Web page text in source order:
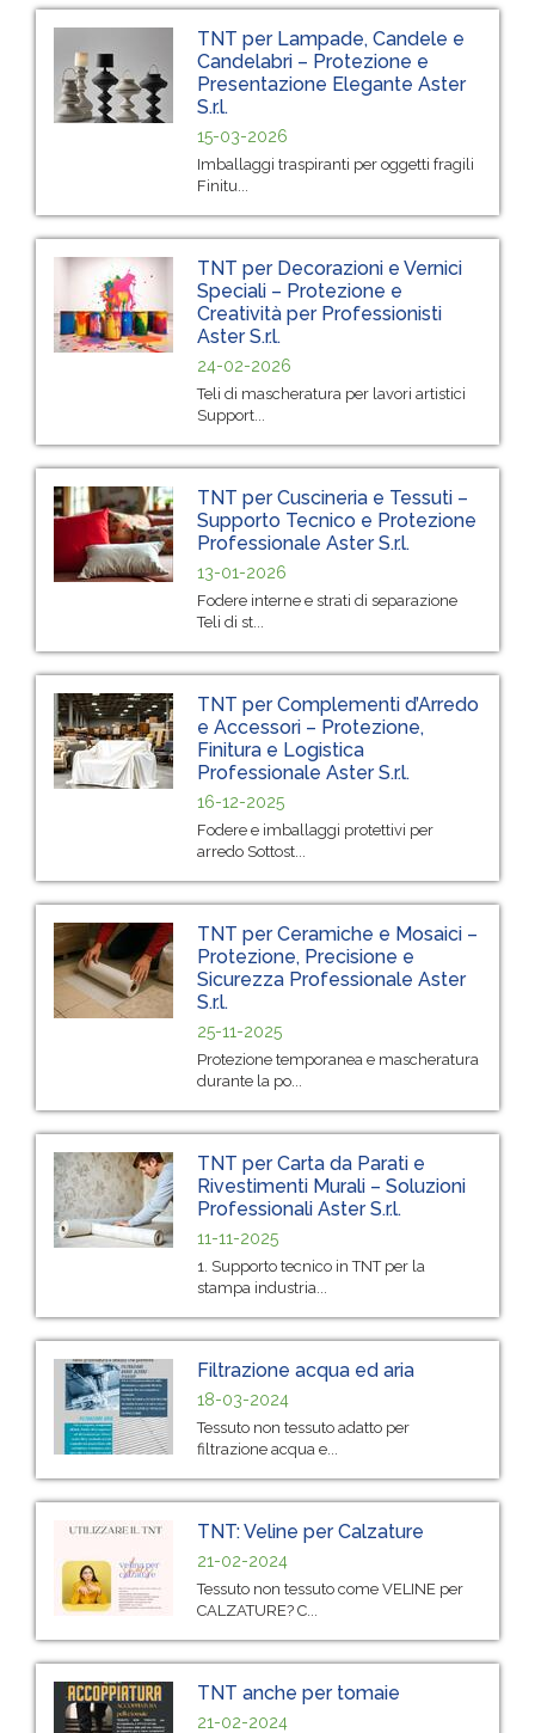
TNT per Lampade, Candele e
Candelabri – Protezione e
Presentazione Elegante Aster
S.r.l.
15-03-2026
Imballaggi traspiranti per oggetti fragili
Finitu...
TNT per Decorazioni e Vernici
Speciali – Protezione e
Creatività per Professionisti
Aster S.r.l.
24-02-2026
Teli di mascheratura per lavori artistici
Support...
TNT per Cuscineria e Tessuti –
Supporto Tecnico e Protezione
Professionale Aster S.r.l.
13-01-2026
Fodere interne e strati di separazione
Teli di st...
TNT per Complementi d’Arredo
e Accessori – Protezione,
Finitura e Logistica
Professionale Aster S.r.l.
16-12-2025
Fodere e imballaggi protettivi per
arredo Sottost...
TNT per Ceramiche e Mosaici –
Protezione, Precisione e
Sicurezza Professionale Aster
S.r.l.
25-11-2025
Protezione temporanea e mascheratura
durante la po...
TNT per Carta da Parati e
Rivestimenti Murali – Soluzioni
Professionali Aster S.r.l.
11-11-2025
1. Supporto tecnico in TNT per la
stampa industria...
Filtrazione acqua ed aria
18-03-2024
Tessuto non tessuto adatto per
filtrazione acqua e...
TNT: Veline per Calzature
21-02-2024
Tessuto non tessuto come VELINE per
CALZATURE? C...
TNT anche per tomaie
21-02-2024